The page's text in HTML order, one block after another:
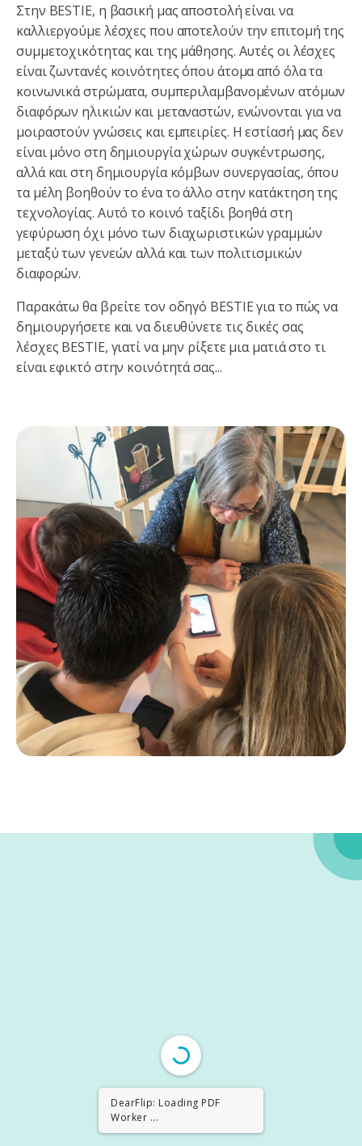
Στην BESTIE, η βασική μας αποστολή είναι να
καλλιεργούμε λέσχες που αποτελούν την επιτομή της
συμμετοχικότητας και της μάθησης. Αυτές οι λέσχες
είναι ζωντανές κοινότητες όπου άτομα από όλα τα
κοινωνικά στρώματα, συμπεριλαμβανομένων ατόμων
διαφόρων ηλικιών και μεταναστών, ενώνονται για να
μοιραστούν γνώσεις και εμπειρίες. Η εστίασή μας δεν
είναι μόνο στη δημιουργία χώρων συγκέντρωσης,
αλλά και στη δημιουργία κόμβων συνεργασίας, όπου
τα μέλη βοηθούν το ένα το άλλο στην κατάκτηση της
τεχνολογίας. Αυτό το κοινό ταξίδι βοηθά στη
γεφύρωση όχι μόνο των διαχωριστικών γραμμών
μεταξύ των γενεών αλλά και των πολιτισμικών
διαφορών.
Παρακάτω θα βρείτε τον οδηγό BESTIE για το πώς να
δημιουργήσετε και να διευθύνετε τις δικές σας
λέσχες BESTIE, γιατί να μην ρίξετε μια ματιά στο τι
είναι εφικτό στην κοινότητά σας...
DearFlip: Loading PDF
Worker ...